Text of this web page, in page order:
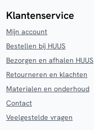
Klantenservice
Mijn account
Bestellen bij HUUS
Bezorgen en afhalen HUUS
Retourneren en klachten
Materialen en onderhoud
Contact
Veelgestelde vragen